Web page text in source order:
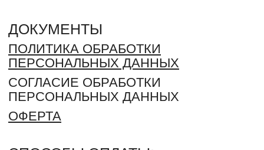
ИНН: 564304962880 / ОГРН 325080000018368